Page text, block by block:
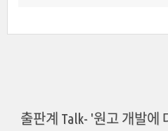
출판계 Talk- '원고 개발에